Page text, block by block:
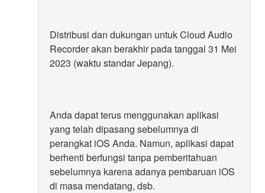
Distribusi dan dukungan untuk Cloud Audio
Recorder akan berakhir pada tanggal 31 Mei
2023 (waktu standar Jepang).
Anda dapat terus menggunakan aplikasi
yang telah dipasang sebelumnya di
perangkat iOS Anda. Namun, aplikasi dapat
berhenti berfungsi tanpa pemberitahuan
sebelumnya karena adanya pembaruan iOS
di masa mendatang, dsb.